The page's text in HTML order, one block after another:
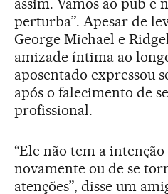
assim. Vamos ao pub e
perturba”. Apesar de
George Michael e
amizade íntima ao
aposentado expressou
após o falecimento de
profissional.
“Ele não tem a intenção
novamente ou de se
atenções”, disse um